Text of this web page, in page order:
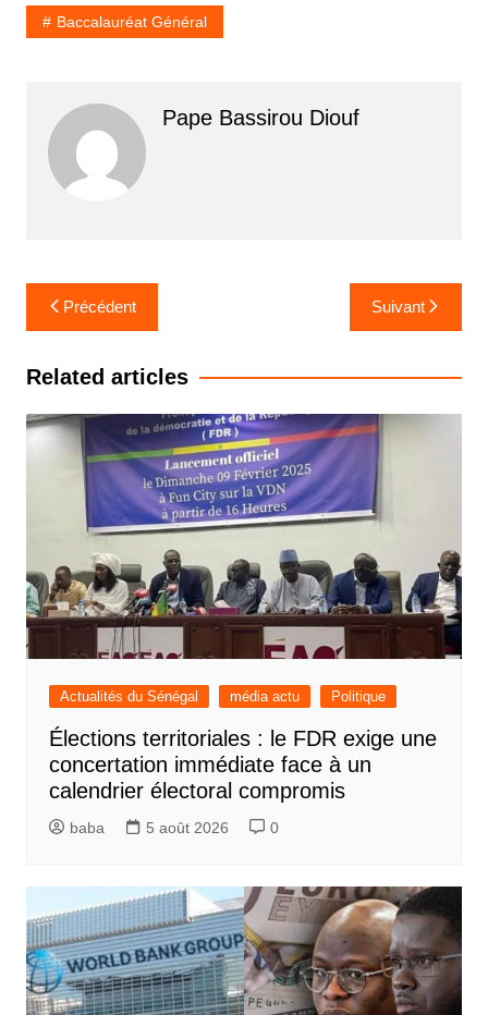
Baccalauréat Général
Pape Bassirou Diouf
Navigation
de
l’article
Précédent Suivant
Related articles
Actualités du Sénégal média actu Politique
Élections territoriales : le FDR exige une
concertation immédiate face à un
calendrier électoral compromis
baba 5 août 2026 0